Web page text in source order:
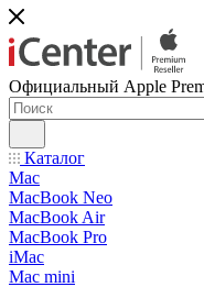
Официальный Apple
Каталог
Mac
MacBook Neo
MacBook Air
MacBook Pro
iMac
Mac mini